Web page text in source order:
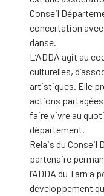
Conseil
concertation avec
danse.
L’ADDA agit au
culturelles,
artistiques. Elle
actions
faire vivre au
département.
Relais du Conseil
partenaire
l’ADDA du Tarn a
développement